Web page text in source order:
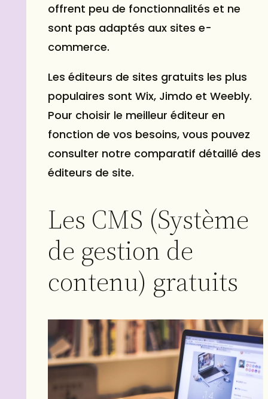
offrent peu de fonctionnalités et ne
sont pas adaptés aux sites e-
commerce.
Les éditeurs de sites gratuits les plus
populaires sont Wix, Jimdo et Weebly.
Pour choisir le meilleur éditeur en
fonction de vos besoins, vous pouvez
consulter notre comparatif détaillé des
éditeurs de site.
Les CMS (Système
de gestion de
contenu) gratuits